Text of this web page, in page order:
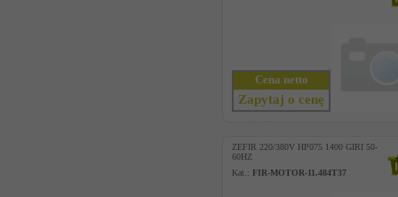
Cena netto
Zapytaj o cenę
ZEFIR 220/380V HP075 1400 GIRI 50-
60HZ
Kat.: FIR-MOTOR-11.484T37